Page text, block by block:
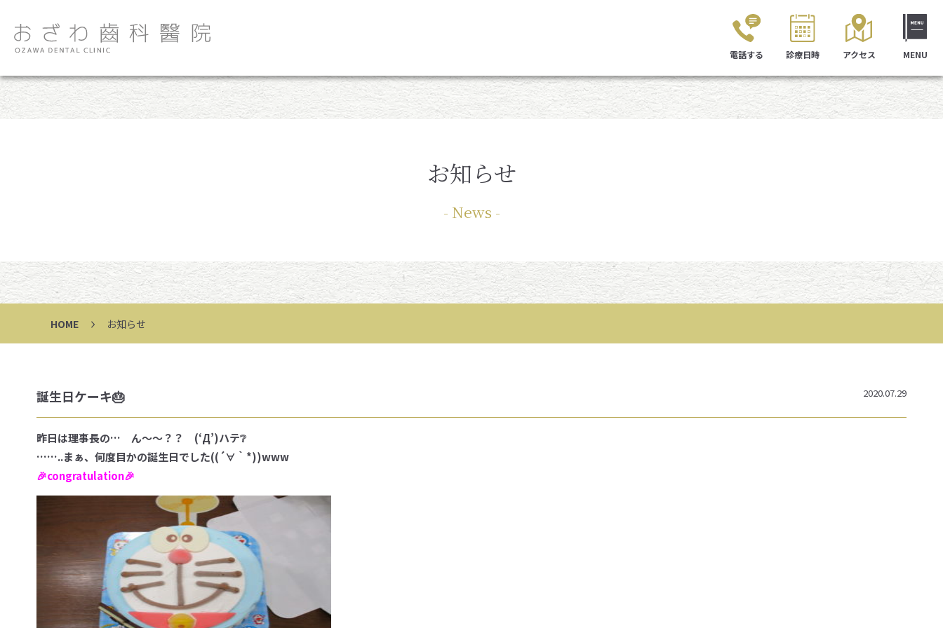
電話する 診療日時 アクセス MENU
お知らせ
News
HOME お知らせ
誕生日ケーキ🎂 2020.07.29
昨日は理事長の… ん～～？？ (‘Д’)ハテ❔
……..まぁ、何度目かの誕生日でした((´∀｀*))www
🎉congratulation🎉